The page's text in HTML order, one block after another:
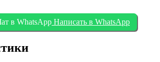
Написать в WhatsApp